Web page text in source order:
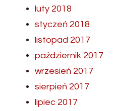
luty 2018
styczeń 2018
listopad 2017
październik 2017
wrzesień 2017
sierpień 2017
lipiec 2017